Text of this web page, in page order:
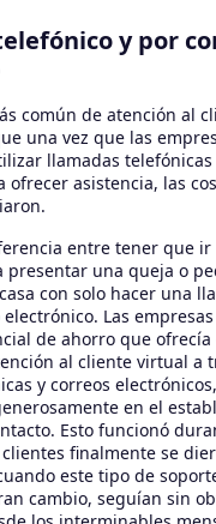
y por
común de atención al
una vez que las
llamadas telefónicas
ofrecer asistencia, las
entre tener que ir
presentar una queja o
con solo hacer una
Las
de ahorro que
al cliente virtual a
y correos
en el
Esto funcionó
finalmente se
este tipo de
cambio, seguían sin